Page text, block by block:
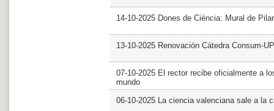
14-10-2025 Dones de Ciència: Mural de
13-10-2025 Renovación Cátedra Consum-
07-10-2025 El rector recibe oficialmente a
mundo
06-10-2025 La ciencia valenciana sale a la